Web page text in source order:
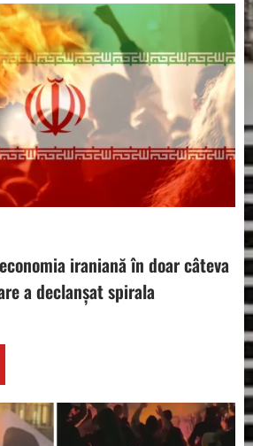
iraniană în doar câteva
a declanșat spirala